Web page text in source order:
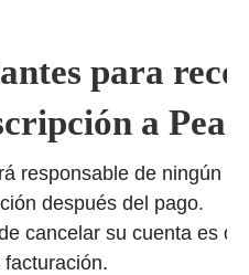
para
a
responsable de ningún
después del pago.
cancelar su cuenta es